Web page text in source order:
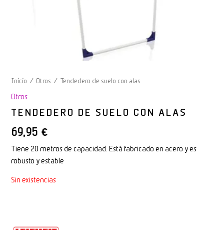
Inicio / Otros / Tendedero de suelo con alas
Otros
TENDEDERO DE SUELO CON ALAS
69,95€
Tiene 20 metros de capacidad. Está fabricado en acero y es
robusto y estable
Sin existencias